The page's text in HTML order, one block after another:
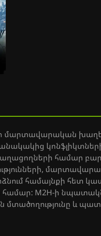
իր մարտավարական
համար
համայնքի հետ
M2H-ի նպատակն
մտածողությունը և